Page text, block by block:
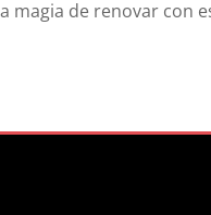
magia de renovar con